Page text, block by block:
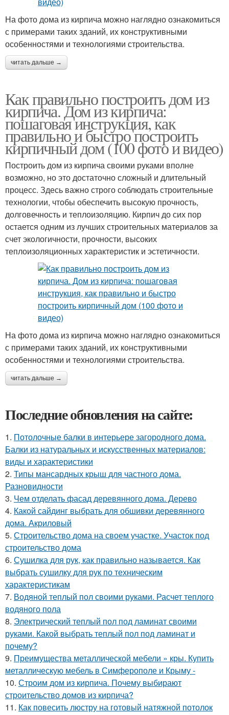
На фото дома из кирпича можно наглядно ознакомиться
с примерами таких зданий, их конструктивными
особенностями и технологиями строительства.
читать дальше →
Как правильно построить дом из
кирпича. Дом из кирпича:
пошаговая инструкция, как
правильно и быстро построить
кирпичный дом (100 фото и видео)
Построить дом из кирпича своими руками вполне
возможно, но это достаточно сложный и длительный
процесс. Здесь важно строго соблюдать строительные
технологии, чтобы обеспечить высокую прочность,
долговечность и теплоизоляцию. Кирпич до сих пор
остается одним из лучших строительных материалов за
счет экологичности, прочности, высоких
теплоизоляционных характеристик и эстетичности.
На фото дома из кирпича можно наглядно ознакомиться
с примерами таких зданий, их конструктивными
особенностями и технологиями строительства.
читать дальше →
Последние обновления на сайте:
1. Потолочные балки в интерьере загородного дома.
Балки из натуральных и искусственных материалов:
виды и характеристики
2. Типы мансардных крыш для частного дома.
Разновидности
3. Чем отделать фасад деревянного дома. Дерево
4. Какой сайдинг выбрать для обшивки деревянного
дома. Акриловый
5. Строительство дома на своем участке. Участок под
строительство дома
6. Сушилка для рук, как правильно называется. Как
выбрать сушилку для рук по техническим
характеристикам
7. Водяной теплый пол своими руками. Расчет теплого
водяного пола
8. Электрический теплый пол под ламинат своими
руками. Какой выбрать теплый пол под ламинат и
почему?
9. Преимущества металлической мебели » кры. Купить
металлическую мебель в Симферополе и Крыму -
10. Строим дом из кирпича. Почему выбирают
строительство домов из кирпича?
11. Как повесить люстру на готовый натяжной потолок